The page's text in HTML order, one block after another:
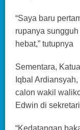
“Saya baru
rupanya
hebat,” tutupnya
Sementara,
Iqbal
calon wakil
Edwin di
“Kedatangan